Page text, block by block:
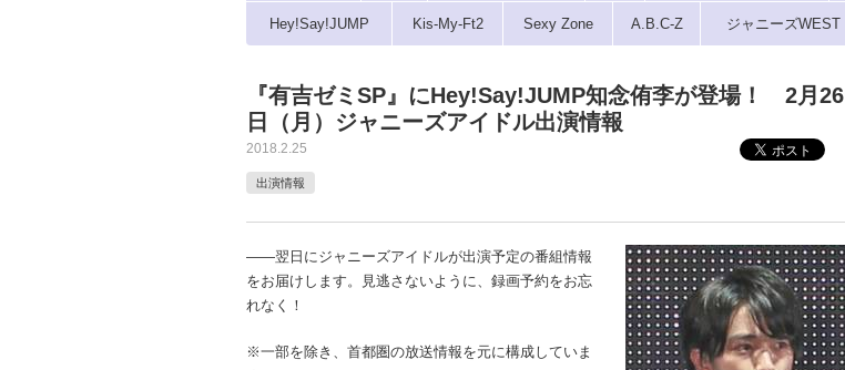
Hey!Say!JUMP Kis-My-Ft2 Sexy Zone A.B.C-Z ジャニーズWEST
『有吉ゼミSP』にHey!Say!JUMP知念侑李が登場！ 2月26
日（月）ジャニーズアイドル出演情報
2018.2.25
出演情報
――翌日にジャニーズアイドルが出演予定の番組情報
をお届けします。見逃さないように、録画予約をお忘
れなく！
※一部を除き、首都圏の放送情報を元に構成していま